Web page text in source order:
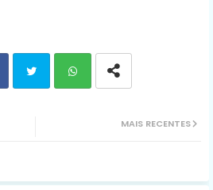
ap
MAIS RECENTES